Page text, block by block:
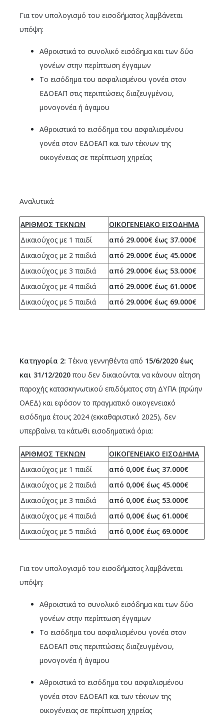
Για τον υπολογισμό του εισοδήματος λαμβάνεται
υπόψη:
Αθροιστικά το συνολικό εισόδημα και των δύο
γονέων στην περίπτωση έγγαμων
Το εισόδημα του ασφαλισμένου γονέα στον
ΕΔΟΕΑΠ στις περιπτώσεις διαζευγμένου,
μονογονέα ή άγαμου
Αθροιστικά το εισόδημα του ασφαλισμένου
γονέα στον ΕΔΟΕΑΠ και των τέκνων της
οικογένειας σε περίπτωση χηρείας
Αναλυτικά:
ΑΡΙΘΜΟΣ ΤΕΚΝΩΝ
ΟΙΚΟΓΕΝΕΙΑΚΟ ΕΙΣΟΔΗΜΑ
Δικαιούχος με 1 παιδί
από 29.000€ έως 37.000€
Δικαιούχος με 2 παιδιά
από 29.000€ έως 45.000€
Δικαιούχος με 3 παιδιά
από 29.000€ έως 53.000€
Δικαιούχος με 4 παιδιά
από 29.000€ έως 61.000€
Δικαιούχος με 5 παιδιά
από 29.000€ έως 69.000€
Κατηγορία 2: Τέκνα γεννηθέντα από 15/6/2020 έως
και 31/12/2020 που δεν δικαιούνται να κάνουν αίτηση
παροχής κατασκηνωτικού επιδόματος στη ΔΥΠΑ (πρώην
ΟΑΕΔ) και εφόσον το πραγματικό οικογενειακό
εισόδημα έτους 2024 (εκκαθαριστικό 2025), δεν
υπερβαίνει τα κάτωθι εισοδηματικά όρια:
ΑΡΙΘΜΟΣ ΤΕΚΝΩΝ
ΟΙΚΟΓΕΝΕΙΑΚΟ ΕΙΣΟΔΗΜΑ
Δικαιούχος με 1 παιδί
από 0,00€ έως 37.000€
Δικαιούχος με 2 παιδιά
από 0,00€ έως 45.000€
Δικαιούχος με 3 παιδιά
από 0,00€ έως 53.000€
Δικαιούχος με 4 παιδιά
από 0,00€ έως 61.000€
Δικαιούχος με 5 παιδιά
από 0,00€ έως 69.000€
Για τον υπολογισμό του εισοδήματος λαμβάνεται
υπόψη:
Αθροιστικά το συνολικό εισόδημα και των δύο
γονέων στην περίπτωση έγγαμων
Το εισόδημα του ασφαλισμένου γονέα στον
ΕΔΟΕΑΠ στις περιπτώσεις διαζευγμένου,
μονογονέα ή άγαμου
Αθροιστικά το εισόδημα του ασφαλισμένου
γονέα στον ΕΔΟΕΑΠ και των τέκνων της
οικογένειας σε περίπτωση χηρείας